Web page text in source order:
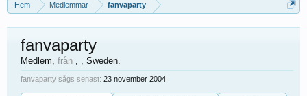
Hem Medlemmar fanvaparty
fanvaparty
Medlem, från , , Sweden.
fanvaparty sågs senast: 23 november 2004